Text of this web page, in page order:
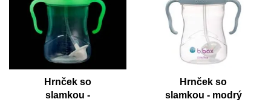
Hrnček so
slamkou -
Hrnček so
slamkou - modrý